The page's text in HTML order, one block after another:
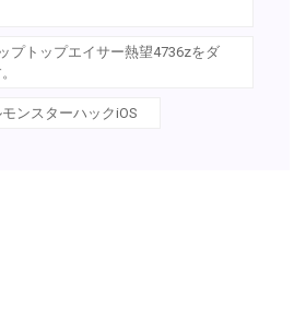
プトップエイサー熱望4736zをダ
ンスターハックiOS